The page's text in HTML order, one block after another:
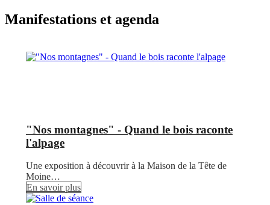
Manifestations et agenda
"Nos montagnes" - Quand le bois raconte
l'alpage
Une exposition à découvrir à la Maison de la Tête de
Moine…
En savoir plus